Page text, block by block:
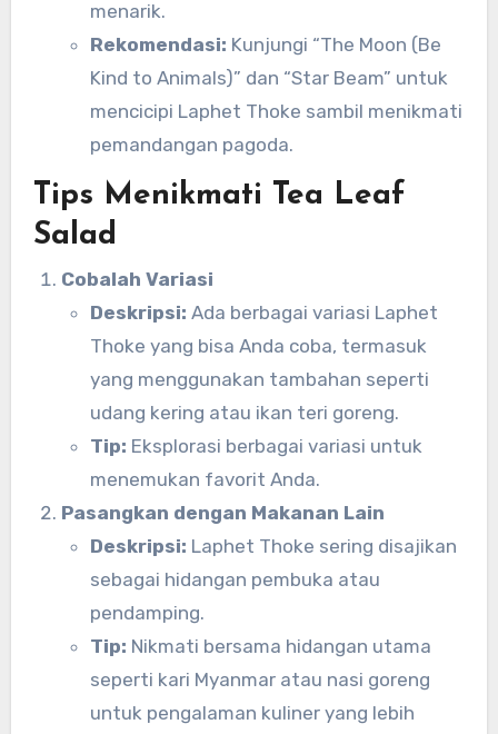
menarik.
Rekomendasi: Kunjungi “The Moon (Be
Kind to Animals)” dan “Star Beam” untuk
mencicipi Laphet Thoke sambil menikmati
pemandangan pagoda.
Tips Menikmati Tea Leaf
Salad
Cobalah Variasi
Deskripsi: Ada berbagai variasi Laphet
Thoke yang bisa Anda coba, termasuk
yang menggunakan tambahan seperti
udang kering atau ikan teri goreng.
Tip: Eksplorasi berbagai variasi untuk
menemukan favorit Anda.
Pasangkan dengan Makanan Lain
Deskripsi: Laphet Thoke sering disajikan
sebagai hidangan pembuka atau
pendamping.
Tip: Nikmati bersama hidangan utama
seperti kari Myanmar atau nasi goreng
untuk pengalaman kuliner yang lebih